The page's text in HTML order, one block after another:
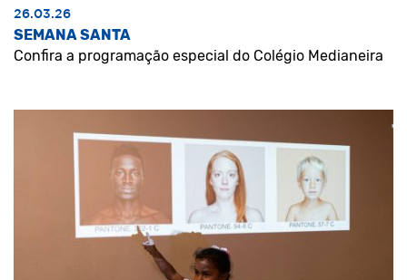
26.03.26
SEMANA SANTA
Confira a programação especial do Colégio Medianeira